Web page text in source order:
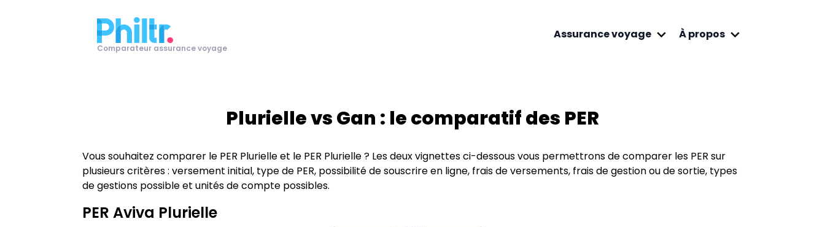
Comparateur assurance voyage
Assurance voyage À propos
PluriellevsGan : le comparatif des PER
Vous souhaitez comparer le PER Plurielleet le PER Plurielle? Les deux vignettes ci-dessous vous permettrons de comparer les PER sur
plusieurs critères : versement initial, type de PER, possibilité de souscrire en ligne, frais de versements, frais de gestion ou de sortie, types
de gestions possible et unités de compte possibles.
PERAviva Plurielle